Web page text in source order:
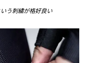
う刺繍が格好良い